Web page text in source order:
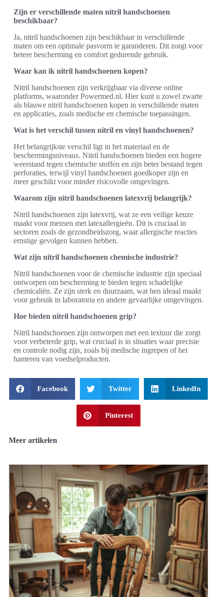
Zijn er verschillende maten nitril handschoenen
beschikbaar?
Ja, nitril handschoenen zijn beschikbaar in verschillende
maten om een optimale pasvorm te garanderen. Dit zorgt voor
betere bescherming en comfort gedurende gebruik.
Waar kan ik nitril handschoenen kopen?
Nitril handschoenen zijn verkrijgbaar via diverse online
platforms, waaronder Powermed.nl. Hier kunt u zowel zwarte
als blauwe nitril handschoenen kopen in verschillende maten
en applicaties, zoals medische en chemische toepassingen.
Wat is het verschil tussen nitril en vinyl handschoenen?
Het belangrijkste verschil ligt in het materiaal en de
beschermingsniveaus. Nitril handschoenen bieden een hogere
weerstand tegen chemische stoffen en zijn beter bestand tegen
perforaties, terwijl vinyl handschoenen goedkoper zijn en
meer geschikt voor minder risicovolle omgevingen.
Waarom zijn nitril handschoenen latexvrij belangrijk?
Nitril handschoenen zijn latexvrij, wat ze een veilige keuze
maakt voor mensen met latexallergieën. Dit is cruciaal in
sectoren zoals de gezondheidszorg, waar allergische reacties
ernstige gevolgen kunnen hebben.
Wat zijn nitril handschoenen chemische industrie?
Nitril handschoenen voor de chemische industrie zijn speciaal
ontworpen om bescherming te bieden tegen schadelijke
chemicaliën. Ze zijn sterk en duurzaam, wat hen ideaal maakt
voor gebruik in laboratoria en andere gevaarlijke omgevingen.
Hoe bieden nitril handschoenen grip?
Nitril handschoenen zijn ontworpen met een textuur die zorgt
voor verbeterde grip, wat cruciaal is in situaties waar precisie
en controle nodig zijn, zoals bij medische ingrepen of het
hanteren van voedselproducten.
Facebook Twitter LinkedIn
Pinterest
Meer artikelen